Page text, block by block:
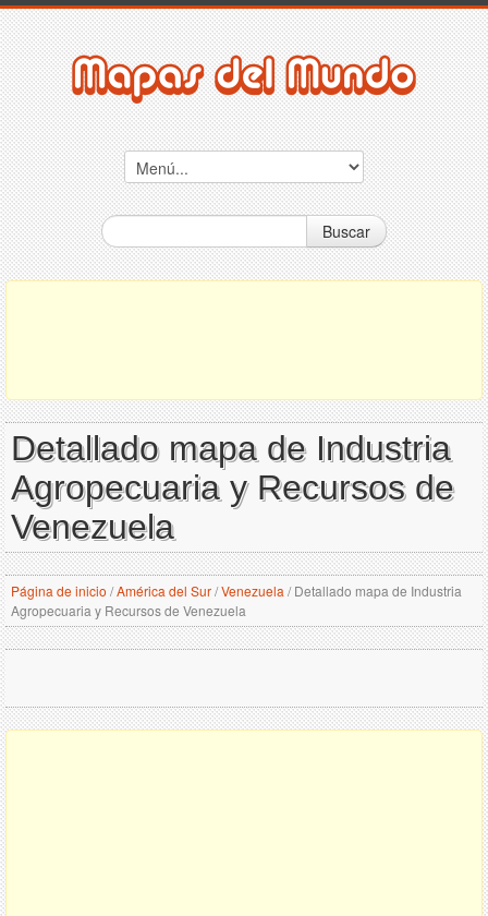
Buscar
Detallado mapa de Industria
Agropecuaria y Recursos de
Venezuela
Página de inicio /América del Sur/Venezuela /Detallado mapa de Industria
Agropecuaria y Recursos de Venezuela